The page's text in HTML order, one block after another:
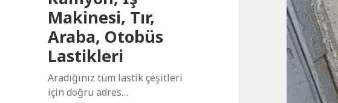
Makinesi, Tır,
Araba, Otobüs
Lastikleri
Aradığınız tüm lastik çeşitleri
için doğru adres…